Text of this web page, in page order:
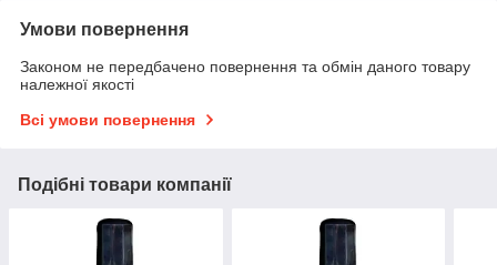
Умови повернення
Законом не передбачено повернення та обмін даного товару
належної якості
Всі умови повернення
Подібні товари компанії